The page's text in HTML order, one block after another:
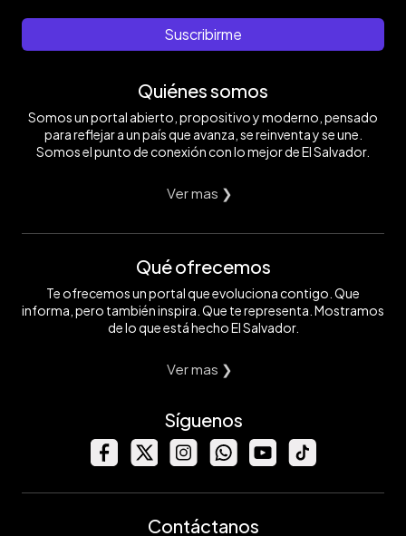
Suscribirme
Quiénes somos
Somos un portal abierto, propositivo y moderno, pensado
para reflejar a un país que avanza, se reinventa y se une.
Somos el punto de conexión con lo mejor de El Salvador.
Ver mas ❯
Qué ofrecemos
Te ofrecemos un portal que evoluciona contigo. Que
informa, pero también inspira. Que te representa. Mostramos
de lo que está hecho El Salvador.
Ver mas ❯
Síguenos
Contáctanos